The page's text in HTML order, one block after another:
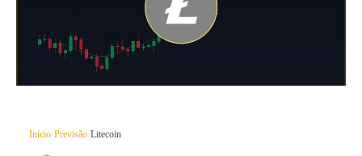
Início›Previsão›Litecoin